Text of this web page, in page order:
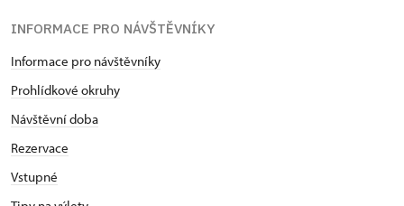
INFORMACE PRO NÁVŠTĚVNÍKY
Informace pro návštěvníky
Prohlídkové okruhy
Návštěvní doba
Rezervace
Vstupné